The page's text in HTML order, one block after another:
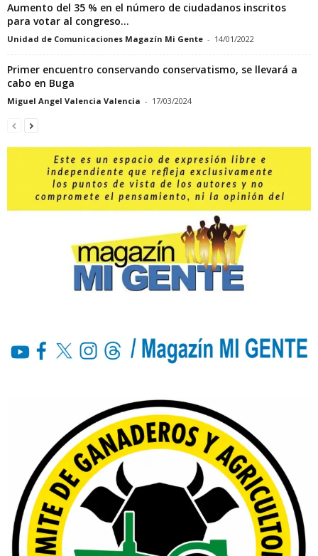
Aumento del 35 % en el número de ciudadanos inscritos
para votar al congreso...
Unidad de Comunicaciones Magazín Mi Gente - 14/01/2022
Primer encuentro conservando conservatismo, se llevará a
cabo en Buga
Miguel Angel Valencia Valencia - 17/03/2024